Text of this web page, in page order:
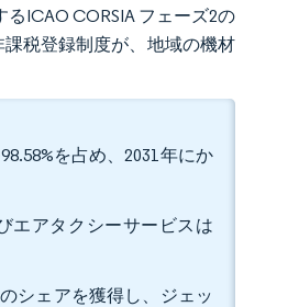
ICAO CORSIA フェーズ2の
税登録制度が、地域の機材
を占め、2031年にか
エアタクシーサービスは
シェアを獲得し、ジェッ